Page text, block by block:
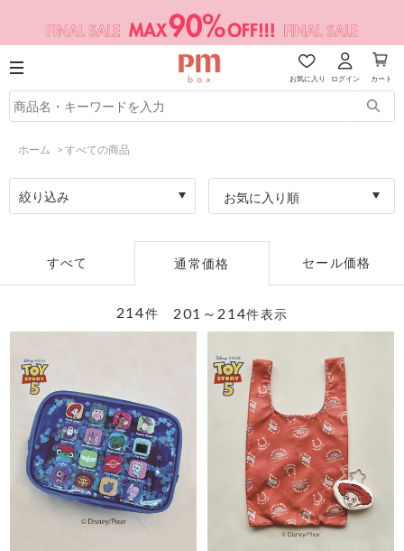
お気に入り ログイン カート
ホーム > すべての商品
絞り込み お気に入り順
すべて 通常価格 セール価格
201～214件表示
214件